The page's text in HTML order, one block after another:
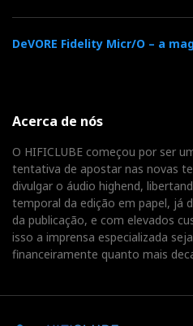
DeVORE Fidelity Micr/O – a
Acerca de nós
O HIFICLUBE começou por ser
tentativa de apostar nas novas
divulgar o áudio highend,
temporal da edição em papel, já
da publicação, e com elevados
isso a imprensa especializada
financeiramente quanto mais